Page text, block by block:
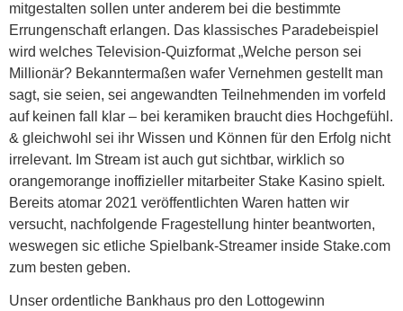
mitgestalten sollen unter anderem bei die bestimmte
Errungenschaft erlangen. Das klassisches Paradebeispiel
wird welches Television-Quizformat „Welche person sei
Millionär? Bekanntermaßen wafer Vernehmen gestellt man
sagt, sie seien, sei angewandten Teilnehmenden im vorfeld
auf keinen fall klar – bei keramiken braucht dies Hochgefühl.
& gleichwohl sei ihr Wissen und Können für den Erfolg nicht
irrelevant. Im Stream ist auch gut sichtbar, wirklich so
orangemorange inoffizieller mitarbeiter Stake Kasino spielt.
Bereits atomar 2021 veröffentlichten Waren hatten wir
versucht, nachfolgende Fragestellung hinter beantworten,
weswegen sic etliche Spielbank-Streamer inside Stake.com
zum besten geben.
Unser ordentliche Bankhaus pro den Lottogewinn